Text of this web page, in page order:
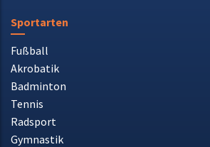
Sportarten
Fußball
Akrobatik
Badminton
Tennis
Radsport
Gymnastik